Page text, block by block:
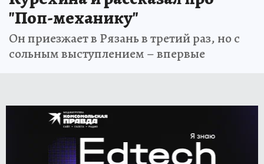
"Поп-механику"
Он приезжает в Рязань в третий раз, но с
сольным выступлением – впервые